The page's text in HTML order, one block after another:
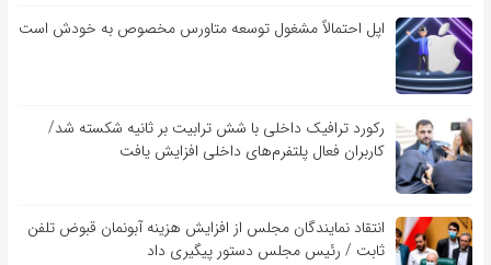
اپل احتمالاً مشغول توسعه متاورس مخصوص به خودش است
رکورد ترافیک داخلی با شش ترابیت بر ثانیه شکسته شد/
کاربران فعال پلتفرم‌های داخلی افزایش یافت
انتقاد نمایندگان مجلس از افزایش هزینه آبونمان قبوض تلفن
ثابت / رئیس مجلس دستور پیگیری داد